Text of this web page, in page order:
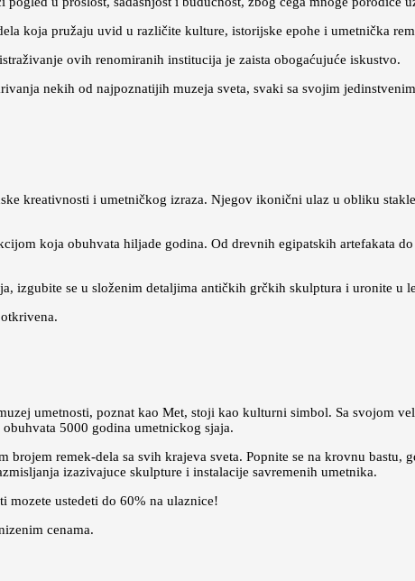
koja pružaju uvid u različite kulture, istorijske epohe i umetnička
ovih renomiranih institucija je zaista obogaćujuće iskustvo.
nekih od najpoznatijih muzeja sveta, svaki sa svojim
kreativnosti i umetničkog izraza. Njegov ikonični ulaz u obliku
koja obuhvata hiljade godina. Od drevnih egipatskih artefakata
izgubite se u složenim detaljima antičkih grčkih skulptura i uronite u
umetnosti, poznat kao Met, stoji kao kulturni simbol. Sa svojom
5000 godina umetnickog sjaja.
remek-dela sa svih krajeva sveta. Popnite se na krovnu bastu,
izazivajuce skulpture i instalacije savremenih umetnika.
mozete ustedeti do 60% na ulaznice!
cenama.